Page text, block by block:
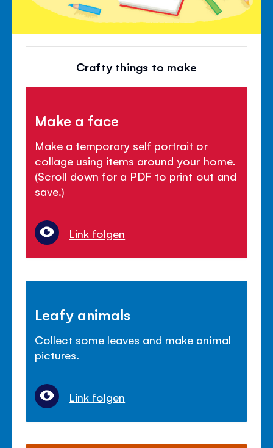
Crafty things to make
Make a face
Make a temporary self portrait or
collage using items around your home.
(Scroll down for a PDF to print out and
save.)
Link folgen
Leafy animals
Collect some leaves and make animal
pictures.
Link folgen